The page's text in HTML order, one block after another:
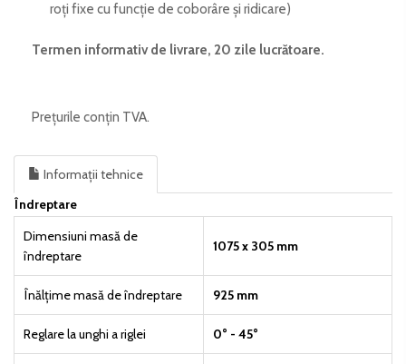
roți fixe cu funcție de coborâre și ridicare)
Termen informativ de livrare, 20 zile lucrătoare.
Prețurile conțin TVA.
Informații tehnice
Îndreptare
Dimensiuni masă de
îndreptare
1075 x 305 mm
Înălțime masă de îndreptare 925 mm
Reglare la unghi a riglei 0° - 45°